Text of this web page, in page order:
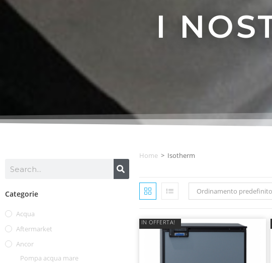
I
Categorie
Acqua
Aftermarket
Ancor
Pompa acqua mare
Home > Isotherm
Ordinamento predefinito
IN OFFERTA!